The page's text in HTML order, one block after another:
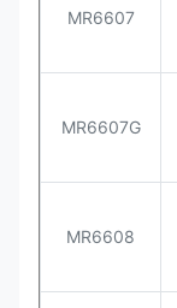
MR6607
MR6607G
MR6608